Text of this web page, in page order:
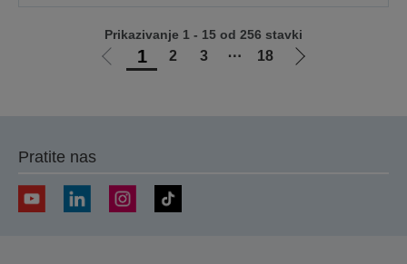
Idi
1 2 3 ⋯ 18
Idi
Prikazivanje 1 - 15 od 256 stavki
Pratite nas